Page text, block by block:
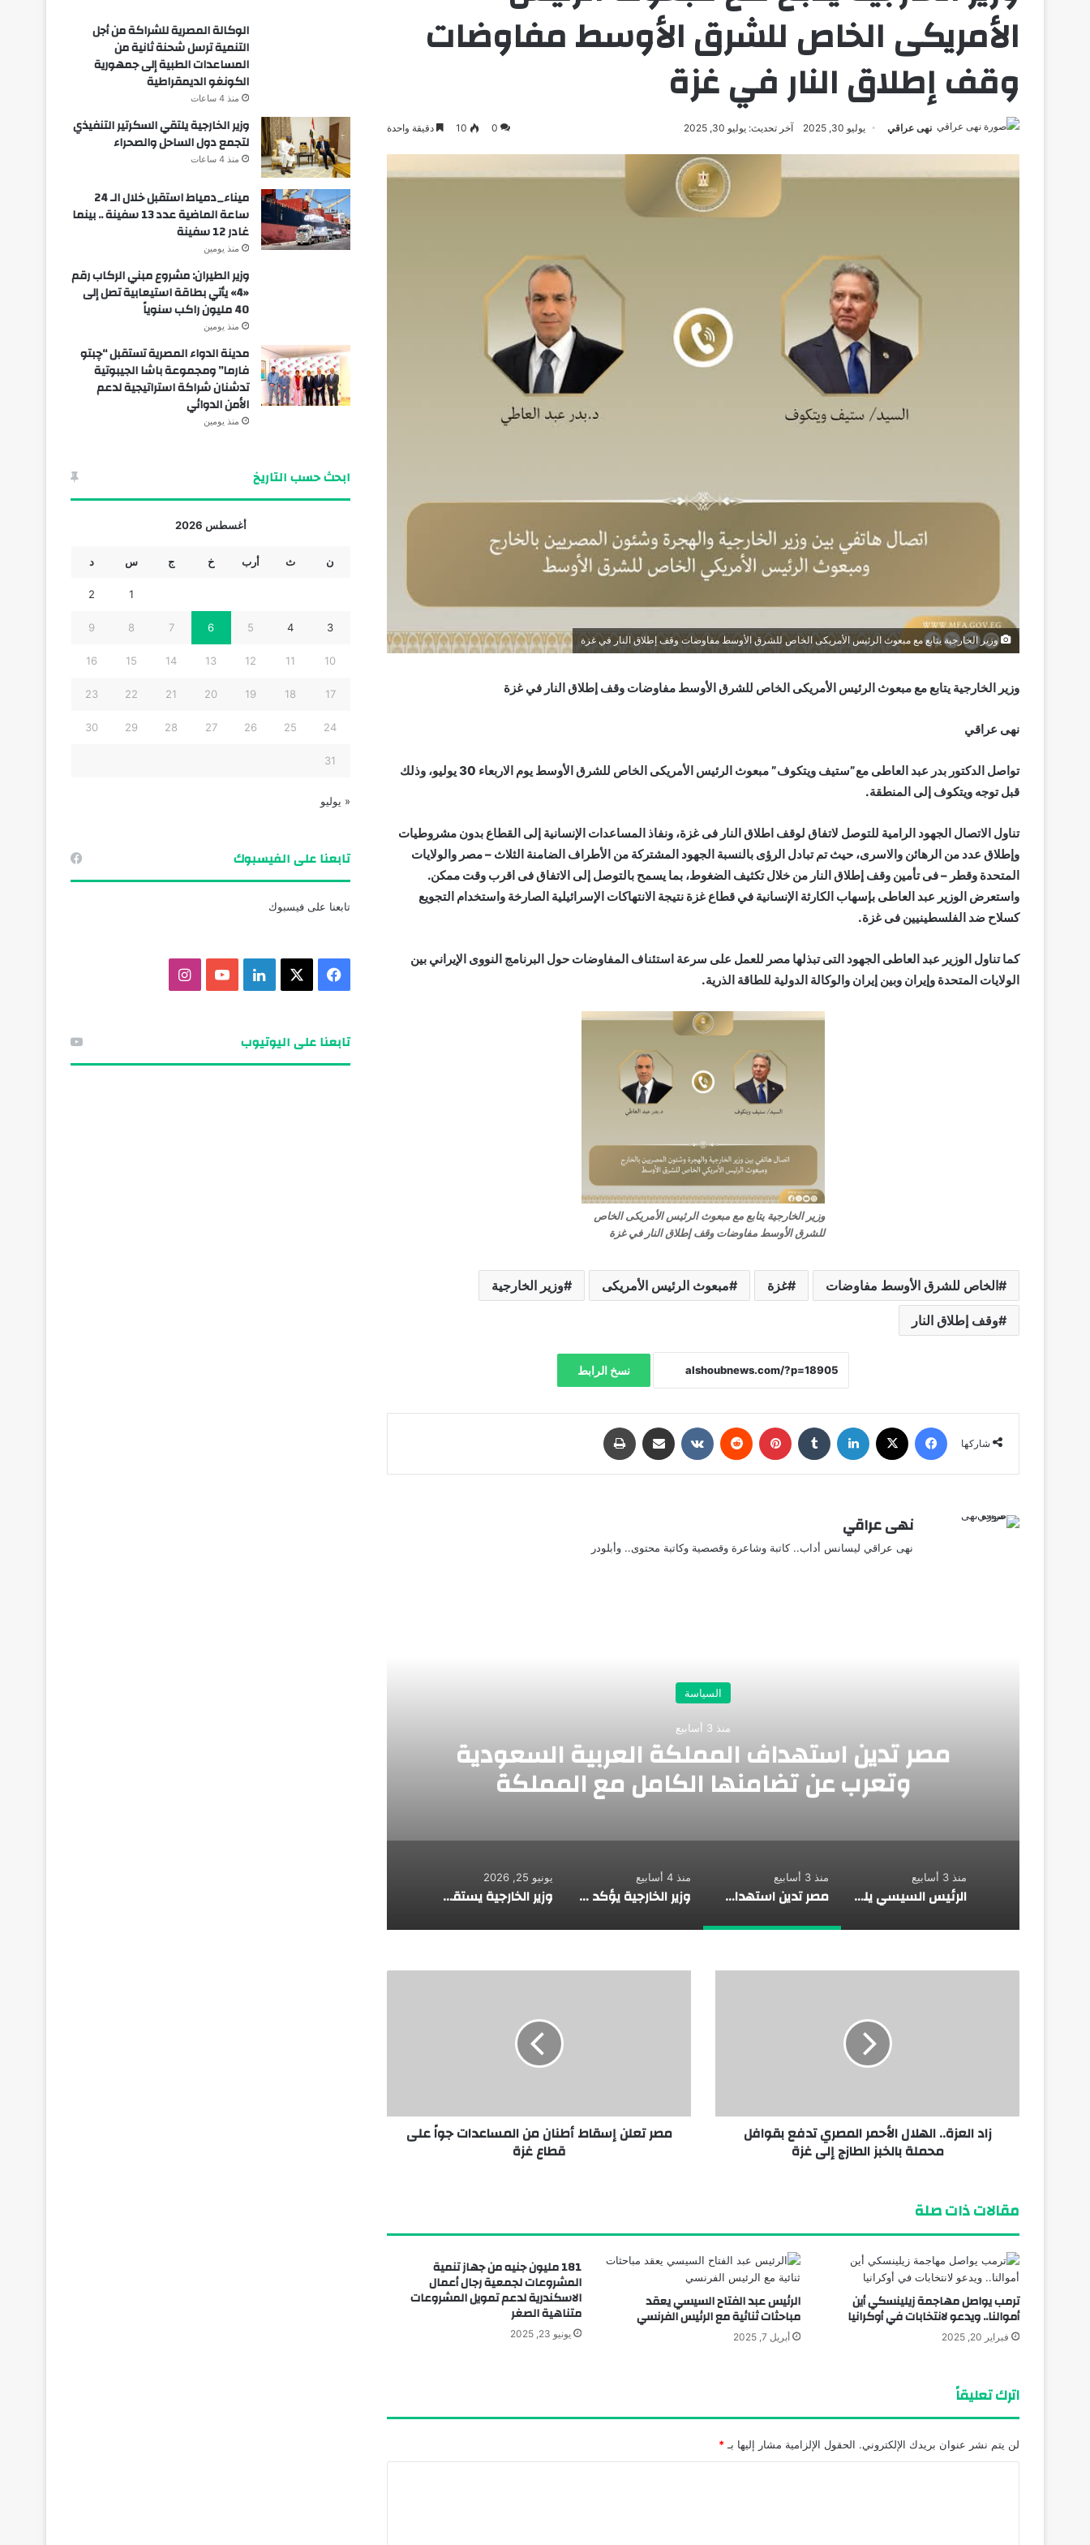
الأمريكى الخاص للشرق الأوسط مفاوضات
وقف إطلاق النار في غزة
نهى عراقي يوليو 30, 2025 آخر تحديث: يوليو 30, 2025 0
10 دقيقة واحدة
وزير الخارجية يتابع مع مبعوث الرئيس الأمريكى الخاص للشرق الأوسط مفاوضات وقف إطلاق النار في غزة
وزير الخارجية يتابع مع مبعوث الرئيس الأمريكى الخاص للشرق الأوسط مفاوضات وقف إطلاق النار في غزة
نهى عراقي
تواصل الدكتور بدر عبد العاطى مع”ستيف ويتكوف” مبعوث الرئيس الأمريكى الخاص للشرق الأوسط يوم الاربعاء 30 يوليو، وذلك
قبل توجه ويتكوف إلى المنطقة.
تناول الاتصال الجهود الرامية للتوصل لاتفاق لوقف اطلاق النار فى غزة، ونفاذ المساعدات الإنسانية إلى القطاع بدون مشروطيات
وإطلاق عدد من الرهائن والاسرى، حيث تم تبادل الرؤى بالنسبة الجهود المشتركة من الأطراف الضامنة الثلاث – مصر والولايات
المتحدة وقطر – فى تأمين وقف إطلاق النار من خلال تكثيف الضغوط، بما يسمح بالتوصل إلى الاتفاق فى اقرب وقت ممكن.
واستعرض الوزير عبد العاطى بإسهاب الكارثة الإنسانية في قطاع غزة نتيجة الانتهاكات الإسرائيلية الصارخة واستخدام التجويع
كسلاح ضد الفلسطينيين فى غزة.
كما تناول الوزير عبد العاطى الجهود التى تبذلها مصر للعمل على سرعة استئناف المفاوضات حول البرنامج النووى الإيراني بين
الولايات المتحدة وإيران وبين إيران والوكالة الدولية للطاقة الذرية.
وزير الخارجية يتابع مع مبعوث الرئيس الأمريكى الخاص
للشرق الأوسط مفاوضات وقف إطلاق النار في غزة
الخاص للشرق الأوسط مفاوضات غزة مبعوث الرئيس الأمريكى وزير الخارجية
وقف إطلاق النار
نسخ الرابط
شاركها
نهى عراقي
نهى عراقي ليسانس أداب.. كاتبة وشاعرة وقصصية وكاتبة محتوى.. وأبلودر
السياسة
منذ 3 أسابيع
مصر تدين استهداف المملكة العربية السعودية
وتعرب عن تضامنها الكامل مع المملكة
منذ 3 أسابيع
الرئيس السيسي يلتقي بالرئيسة الدكتورة سامية صلوحو حسن رئيسة جمهورية تنزانيا المُتحدة
منذ 3 أسابيع
مصر تدين استهداف المملكة العربية السعودية وتعرب عن تضامنها الكامل مع المملكة
منذ 4 أسابيع
وزير الخارجية يؤكد لنظرائه في الكويت والبحرين والأردن تضامن مصر مع الدول العربية الشقيقة ضد الاعتداءات الإيرانية الأخير
يونيو 25, 2026
وزير الخارجية يستقبل رئيس البرلمان العربي لبحث سبل تعزيز العمل العربي المشترك
زاد العزة.. الهلال الأحمر المصري تدفع بقوافل
محملة بالخبز الطازج إلى غزة
مصر تعلن إسقاط أطنان من المساعدات جواً على
قطاع غزة
مقالات ذات صلة
ترمب يواصل مهاجمة زيلينسكي أين
أموالنا.. ويدعو لانتخابات في أوكرانيا
فبراير 20, 2025
الرئيس عبد الفتاح السيسي يعقد
مباحثات ثنائية مع الرئيس الفرنسي
أبريل 7, 2025
181 مليون جنيه من جهاز تنمية
المشروعات لجمعية رجال أعمال
الاسكندرية لدعم تمويل المشروعات
متناهية الصغر
يونيو 23, 2025
اترك تعليقاً
لن يتم نشر عنوان بريدك الإلكتروني. الحقول الإلزامية مشار إليها بـ *
الوكالة المصرية للشراكة من أجل
التنمية ترسل شحنة ثانية من
المساعدات الطبية إلى جمهورية
الكونغو الديمقراطية
منذ 4 ساعات
وزير الخارجية يلتقي السكرتير التنفيذي
لتجمع دول الساحل والصحراء
منذ 4 ساعات
ميناء_دمياط استقبل خلال الـ 24
ساعة الماضية عدد 13 سفينة .. بينما
غادر 12 سفينة
منذ يومين
وزير الطيران: مشروع مبني الركاب رقم
«4» يأتي بطاقة استيعابية تصل إلى
40 مليون راكب سنوياً
منذ يومين
مدينة الدواء المصرية تستقبل “چبتو
فارما” ومجموعة باشا الجيبوتية
تدشنان شراكة استراتيجية لدعم
الأمن الدوائي
منذ يومين
ابحث حسب التاريخ
أغسطس 2026
ن ث أرب خ ج س د
1
2
3
4
5
6
7
8
9
10
11
12
13
14
15
16
17
18
19
20
21
22
23
24
25
26
27
28
29
30
31
« يوليو
تابعنا على الفيسبوك
تابعنا على فيسبوك
س
ل
ن
ا
تابعنا على اليوتيوب